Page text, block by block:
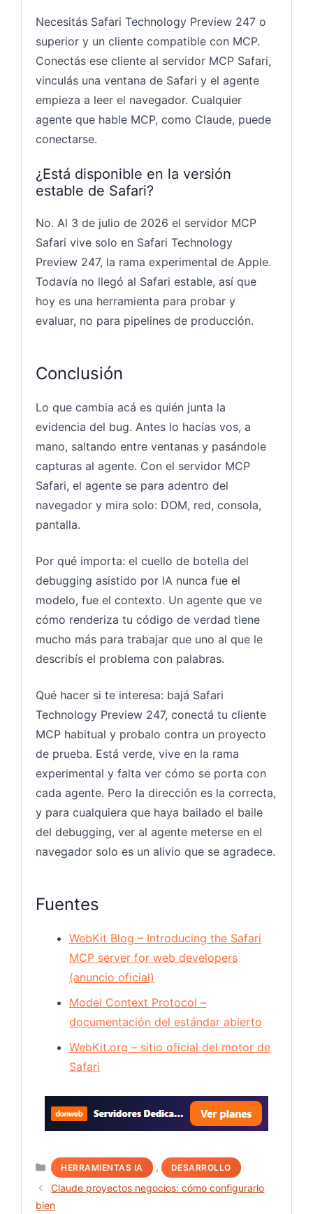
Necesitás Safari Technology Preview 247 o
superior y un cliente compatible con MCP.
Conectás ese cliente al servidor MCP Safari,
vinculás una ventana de Safari y el agente
empieza a leer el navegador. Cualquier
agente que hable MCP, como Claude, puede
conectarse.
¿Está disponible en la versión
estable de Safari?
No. Al 3 de julio de 2026 el servidor MCP
Safari vive solo en Safari Technology
Preview 247, la rama experimental de Apple.
Todavía no llegó al Safari estable, así que
hoy es una herramienta para probar y
evaluar, no para pipelines de producción.
Conclusión
Lo que cambia acá es quién junta la
evidencia del bug. Antes lo hacías vos, a
mano, saltando entre ventanas y pasándole
capturas al agente. Con el servidor MCP
Safari, el agente se para adentro del
navegador y mira solo: DOM, red, consola,
pantalla.
Por qué importa: el cuello de botella del
debugging asistido por IA nunca fue el
modelo, fue el contexto. Un agente que ve
cómo renderiza tu código de verdad tiene
mucho más para trabajar que uno al que le
describís el problema con palabras.
Qué hacer si te interesa: bajá Safari
Technology Preview 247, conectá tu cliente
MCP habitual y probalo contra un proyecto
de prueba. Está verde, vive en la rama
experimental y falta ver cómo se porta con
cada agente. Pero la dirección es la correcta,
y para cualquiera que haya bailado el baile
del debugging, ver al agente meterse en el
navegador solo es un alivio que se agradece.
Fuentes
WebKit Blog – Introducing the Safari
MCP server for web developers
(anuncio oficial)
Model Context Protocol –
documentación del estándar abierto
WebKit.org – sitio oficial del motor de
Safari
Categorías
HERRAMIENTAS IA , DESARROLLO
Claude proyectos negocios: cómo configurarlo
bien